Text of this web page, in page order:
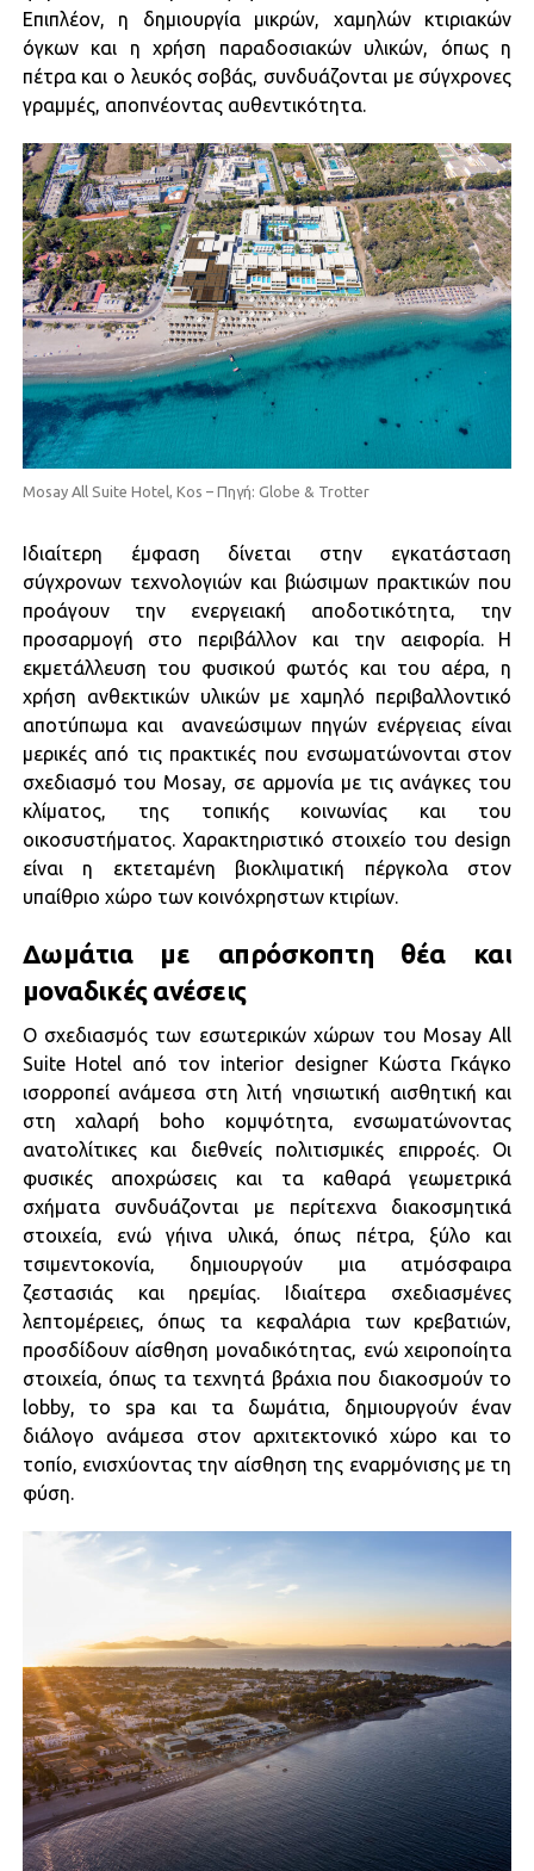
Επιπλέον, η δημιουργία μικρών, χαμηλών κτιριακών
όγκων και η χρήση παραδοσιακών υλικών, όπως η
πέτρα και ο λευκός σοβάς, συνδυάζονται με σύγχρονες
γραμμές, αποπνέοντας αυθεντικότητα.
Mosay All Suite Hotel, Kos – Πηγή: Globe & Trotter
Ιδιαίτερη έμφαση δίνεται στην εγκατάσταση
σύγχρονων τεχνολογιών και βιώσιμων πρακτικών που
προάγουν την ενεργειακή αποδοτικότητα, την
προσαρμογή στο περιβάλλον και την αειφορία. Η
εκμετάλλευση του φυσικού φωτός και του αέρα, η
χρήση ανθεκτικών υλικών με χαμηλό περιβαλλοντικό
αποτύπωμα και ανανεώσιμων πηγών ενέργειας είναι
μερικές από τις πρακτικές που ενσωματώνονται στον
σχεδιασμό του Mosay, σε αρμονία με τις ανάγκες του
κλίματος, της τοπικής κοινωνίας και του
οικοσυστήματος. Χαρακτηριστικό στοιχείο του design
είναι η εκτεταμένη βιοκλιματική πέργκολα στον
υπαίθριο χώρο των κοινόχρηστων κτιρίων.
Δωμάτια με απρόσκοπτη θέα και
μοναδικές ανέσεις
Ο σχεδιασμός των εσωτερικών χώρων του Mosay All
Suite Hotel από τον interior designer Κώστα Γκάγκο
ισορροπεί ανάμεσα στη λιτή νησιωτική αισθητική και
στη χαλαρή boho κομψότητα, ενσωματώνοντας
ανατολίτικες και διεθνείς πολιτισμικές επιρροές. Οι
φυσικές αποχρώσεις και τα καθαρά γεωμετρικά
σχήματα συνδυάζονται με περίτεχνα διακοσμητικά
στοιχεία, ενώ γήινα υλικά, όπως πέτρα, ξύλο και
τσιμεντοκονία, δημιουργούν μια ατμόσφαιρα
ζεστασιάς και ηρεμίας. Ιδιαίτερα σχεδιασμένες
λεπτομέρειες, όπως τα κεφαλάρια των κρεβατιών,
προσδίδουν αίσθηση μοναδικότητας, ενώ χειροποίητα
στοιχεία, όπως τα τεχνητά βράχια που διακοσμούν το
lobby, το spa και τα δωμάτια, δημιουργούν έναν
διάλογο ανάμεσα στον αρχιτεκτονικό χώρο και το
τοπίο, ενισχύοντας την αίσθηση της εναρμόνισης με τη
φύση.